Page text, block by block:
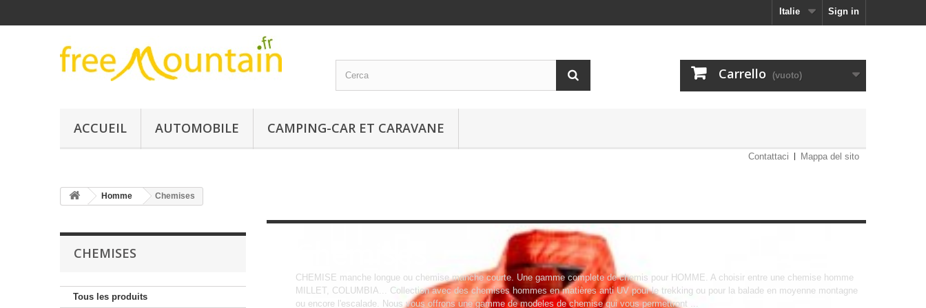
Sign in
Italie
Carrello (vuoto)
ACCUEIL AUTOMOBILE CAMPING-CAR ET CARAVANE
Contattaci Mappa del sito
Homme Chemises
CHEMISES
Tous les produits
CHEMISE manche longue ou chemise manche courte. Une gamme complete de chemis pour HOMME. A choisir entre une chemise homme
MILLET, COLUMBIA... Collection avec des chemises hommes en matières anti UV pour le trekking ou pour la balade en moyenne montagne
ou encore l'escalade. Nous vous offrons une gamme de modeles de chemise qui vous permettront ...